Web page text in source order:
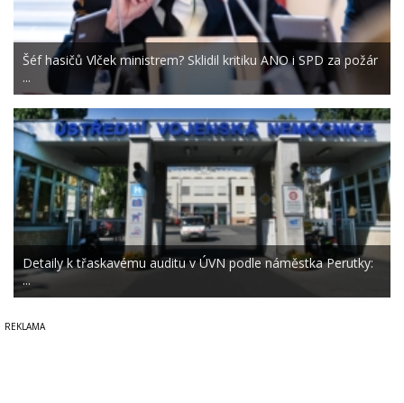
Šéf hasičů Vlček ministrem? Sklidil kritiku ANO i SPD za požár
...
Detaily k třaskavému auditu v ÚVN podle náměstka Perutky:
...